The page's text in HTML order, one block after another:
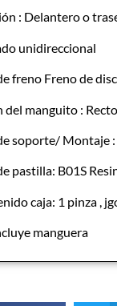
: Delantero o
unidireccional
freno Freno de
del manguito : Recto
soporte/ Montaje
pastilla: B01S
caja: 1 pinza ,
manguera